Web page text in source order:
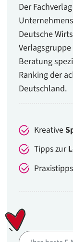
Der
Deutsche
Beratung
Ranking der
Deutschland.
Kreative
Tipps zur